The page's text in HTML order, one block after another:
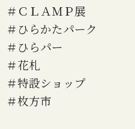
＃ＣＬＡＭＰ展
＃ひらかたパーク
＃ひらパー
＃花札
＃特設ショップ
＃枚方市